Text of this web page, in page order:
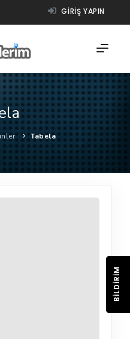
GIRIŞ YAPIN
Tabela
BILDIRIM